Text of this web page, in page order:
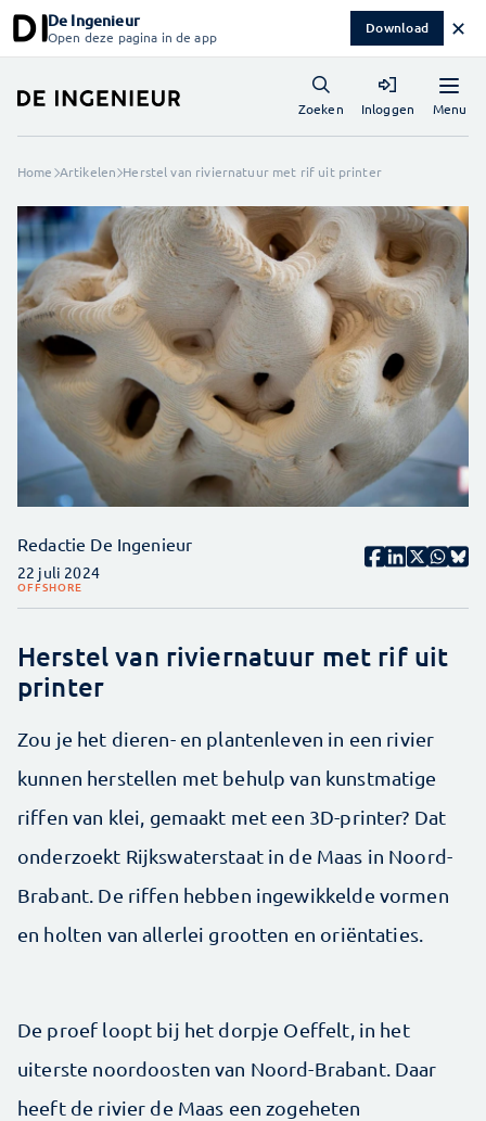
De Ingenieur
Open deze pagina in de app Download ✕
Menu
Zoeken Inloggen
Home Artikelen Herstel van riviernatuur met rif uit printer
Redactie De Ingenieur
22 juli 2024
OFFSHORE
Herstel van riviernatuur met rif uit
printer
Zou je het dieren- en plantenleven in een rivier
kunnen herstellen met behulp van kunstmatige
riffen van klei, gemaakt met een 3D-printer? Dat
onderzoekt Rijkswaterstaat in de Maas in Noord-
Brabant. De riffen hebben ingewikkelde vormen
en holten van allerlei grootten en oriëntaties.
De proef loopt bij het dorpje Oeffelt, in het
uiterste noordoosten van Noord-Brabant. Daar
heeft de rivier de Maas een zogeheten